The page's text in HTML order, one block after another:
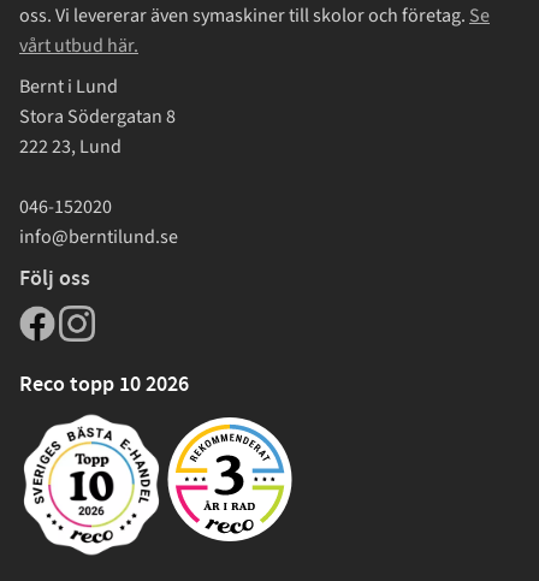
oss. Vi levererar även symaskiner till skolor och företag. Se
vårt utbud här.
Bernt i Lund
Stora Södergatan 8
222 23, Lund
046-152020
info@berntilund.se
Följ oss
Reco topp 10 2026